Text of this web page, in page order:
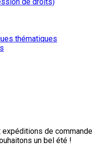
thématiques
de
un bel été !